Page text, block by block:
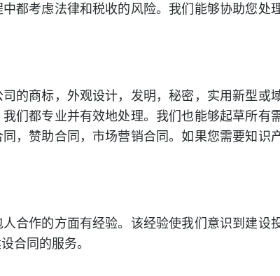
都考虑法律和税收的风险。我们能够协助您处
的商标，外观设计，发明，秘密，实用新型或
们都专业并有效地处理。我们也能够起草所有
，赞助合同，市场营销合同。如果您需要知识
合作的方面有经验。该经验使我们意识到建设
合同的服务。